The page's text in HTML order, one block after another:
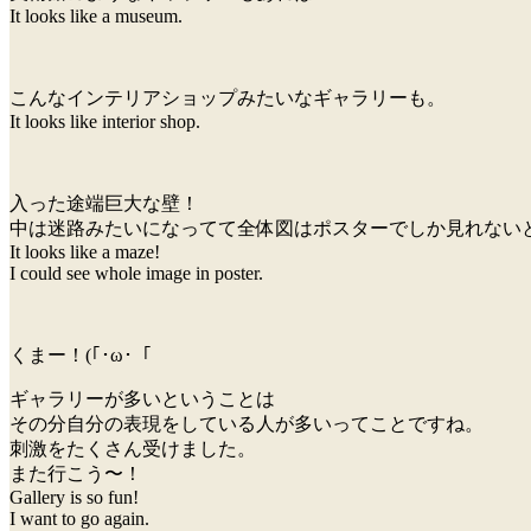
It looks like a museum.
こんなインテリアショップみたいなギャラリーも。
It looks like interior shop.
入った途端巨大な壁！
中は迷路みたいになってて全体図はポスターでしか見れない
It looks like a maze!
I could see whole image in poster.
くまー！(｢･ω･「
ギャラリーが多いということは
その分自分の表現をしている人が多いってことですね。
刺激をたくさん受けました。
また行こう〜！
Gallery is so fun!
I want to go again.